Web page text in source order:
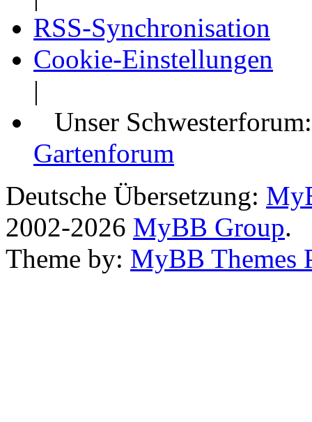
RSS-Synchronisation
Cookie-Einstellungen
|
Unser
Gartenforum
Deutsche Übersetzung:
2002-2026 MyBB Group.
Theme by: MyBB Themes